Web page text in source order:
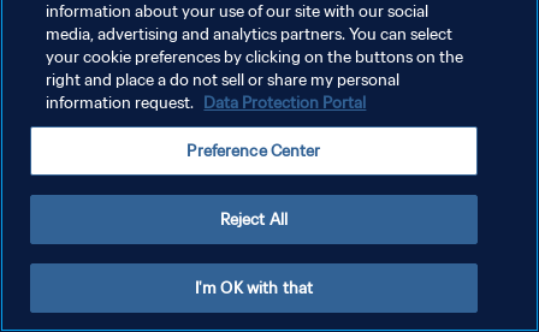
سياسة الخصوصية
إدارة تفضيلات ملفات تعريف الارتباط
information about your use of our site with our social
media, advertising and analytics partners. You can select
your cookie preferences by clicking on the buttons on the
right and place a do not sell or share my personal
information request. Data Protection Portal
Preference Center
Reject All
I'm OK with that